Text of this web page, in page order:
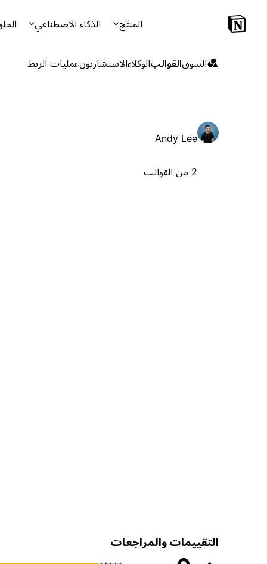
المنتَج الذكاء الاصطناعي
السوقالقوالبالوكلاءالاستشاريونعمليات الربط
Andy Lee
2 من القوالب
التقييمات والمراجعات